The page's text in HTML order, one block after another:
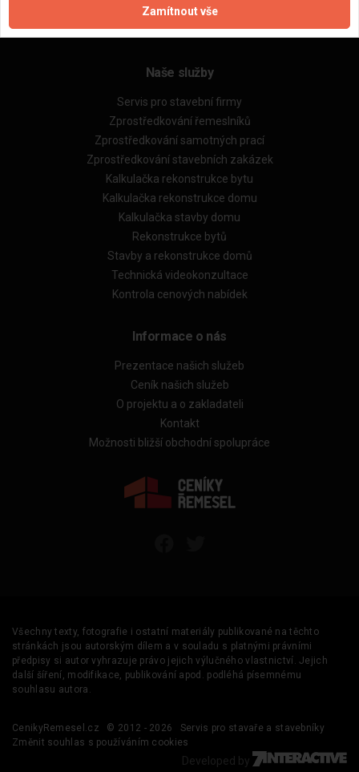
Reference
Naše excelové tabulky online
Naše služby
Servis pro stavební firmy
Zprostředkování řemeslníků
Zprostředkování samotných prací
Zprostředkování stavebních zakázek
Kalkulačka rekonstrukce bytu
Kalkulačka rekonstrukce domu
Kalkulačka stavby domu
Rekonstrukce bytů
Stavby a rekonstrukce domů
Technická videokonzultace
Kontrola cenových nabídek
Informace o nás
Prezentace našich služeb
Ceník našich služeb
O projektu a o zakladateli
Kontakt
Možnosti bližší obchodní spolupráce
Všechny texty, fotografie i ostatní materiály publikované na těchto
stránkách jsou autorským dílem a v souladu s platnými právními
předpisy si autor vyhrazuje právo jejich výlučného vlastnictví. Jejich
další šíření, modifikace, publikování apod. podléhá písemnému
souhlasu autora.
CenikyRemesel.cz © 2012 - 2026
Servis pro stavaře a stavebníky
Změnit souhlas s používáním cookies
Developed by
Zamítnout vše